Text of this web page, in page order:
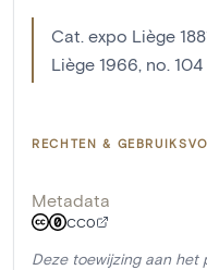
Cat. expo Liège
Liège 1966, no. 104
RECHTEN &
Metadata
CC0
Deze toewijzing aan het